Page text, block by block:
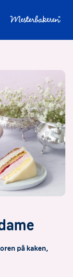
på kaken,